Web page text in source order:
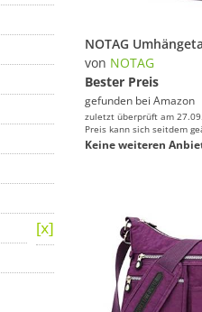
von NOTAG
Bester Preis
gefunden bei Amazon
zuletzt überprüft am
Preis kann sich seitdem
Keine weiteren